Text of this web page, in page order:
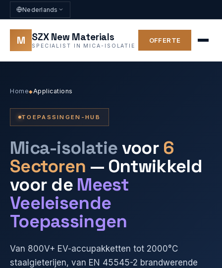
Nederlands
M SZX New Materials
SPECIALIST IN MICA-ISOLATIE
OFFERTE
Home◆Applications
TOEPASSINGEN-HUB
Mica-isolatievoor 6
Sectoren — Ontwikkeld
voor de Meest
Veeleisende
Toepassingen
Van 800V+ EV-accupakketten tot 2000°C
staalgieterijen, van EN 45545-2 brandwerende